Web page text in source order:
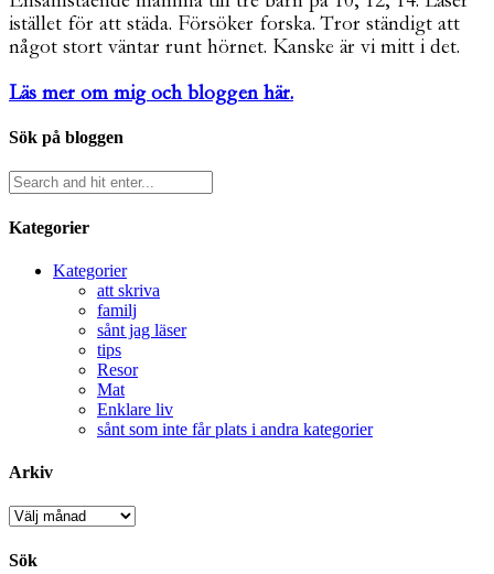
istället för att städa. Försöker forska. Tror ständigt att
något stort väntar runt hörnet. Kanske är vi mitt i det.
Läs mer om mig och bloggen här.
Sök på bloggen
Kategorier
Kategorier
att skriva
familj
sånt jag läser
tips
Resor
Mat
Enklare liv
sånt som inte får plats i andra kategorier
Arkiv
Arkiv
Sök